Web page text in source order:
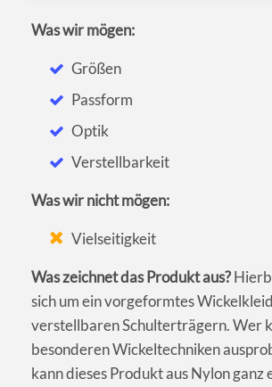
Was wir mögen:
Größen
Passform
Optik
Verstellbarkeit
Was wir nicht mögen:
Vielseitigkeit
Was zeichnet das Produkt aus?
sich um ein vorgeformtes
verstellbaren Schulterträgern. Wer
besonderen Wickeltechniken
kann dieses Produkt aus Nylon ganz